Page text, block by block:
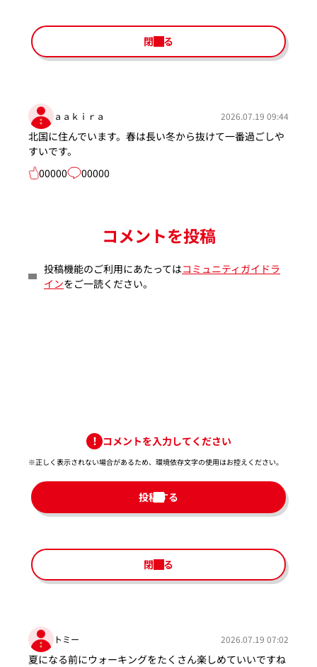
閉じる
ａａｋｉｒａ 2026.07.19 09:44
北国に住んでいます。春は長い冬から抜けて一番過ごしや
すいです。
00000
00000
コメントを投稿
投稿機能のご利用にあたってはコミュニティガイドラ
インをご一読ください。
コメントを入力してください
※正しく表示されない場合があるため、環境依存文字の使用はお控えください。​
投稿する
閉じる
トミー 2026.07.19 07:02
夏になる前にウォーキングをたくさん楽しめていいですね